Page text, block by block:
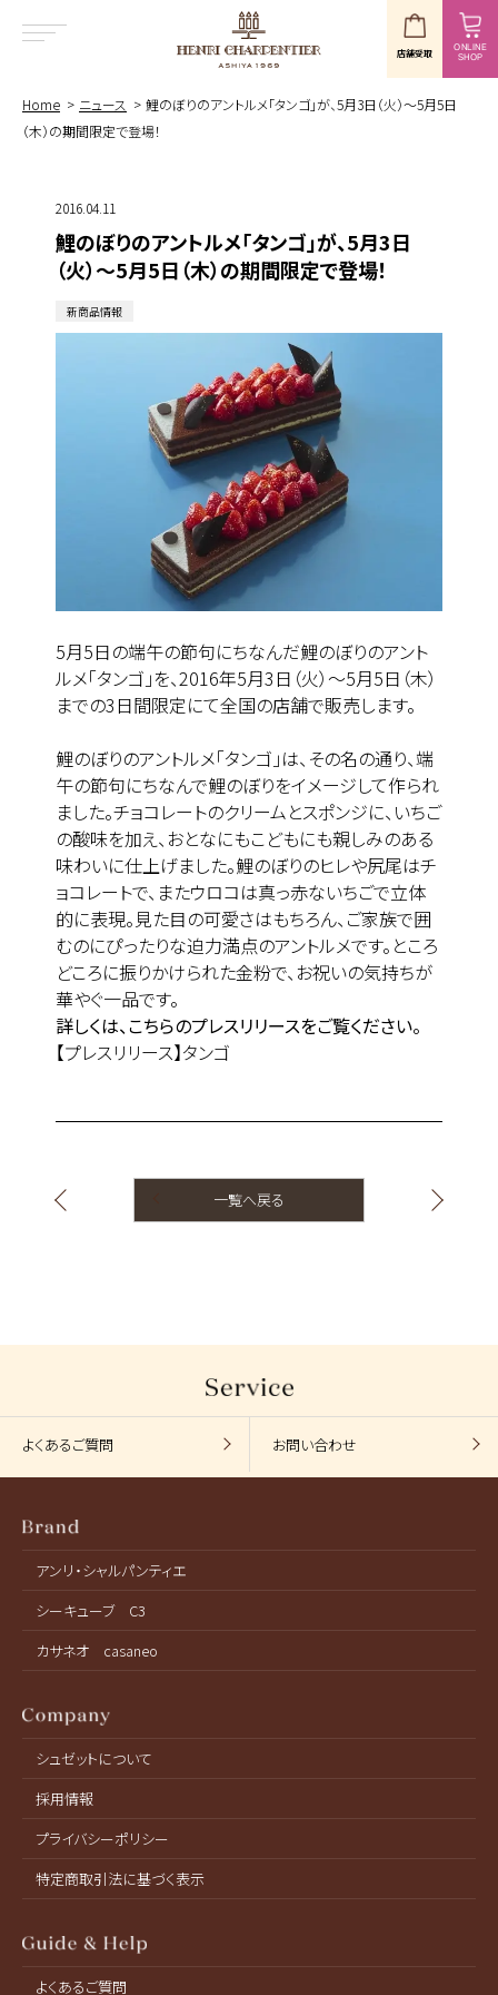
店舗受取 ONLINE
SHOP
Home ニュース
鯉のぼりのアントルメ「タンゴ」が、5月3日（火）～5月5日
（木）の期間限定で登場！
2016.04.11
鯉のぼりのアントルメ「タンゴ」が、5月3日
（火）～5月5日（木）の期間限定で登場！
新商品情報
5月5日の端午の節句にちなんだ鯉のぼりのアント
ルメ「タンゴ」を、2016年5月3日（火）～5月5日（木）
までの3日間限定にて全国の店舗で販売します。
鯉のぼりのアントルメ「タンゴ」は、その名の通り、端
午の節句にちなんで鯉のぼりをイメージして作られ
ました。チョコレートのクリームとスポンジに、いちご
の酸味を加え、おとなにもこどもにも親しみのある
味わいに仕上げました。鯉のぼりのヒレや尻尾はチ
ョコレートで、またウロコは真っ赤ないちごで立体
的に表現。見た目の可愛さはもちろん、ご家族で囲
むのにぴったりな迫力満点のアントルメです。ところ
どころに振りかけられた金粉で、お祝いの気持ちが
華やぐ一品です。
詳しくは、こちらのプレスリリースをご覧ください。
【プレスリリース】タンゴ
一覧へ戻る
よくあるご質問 お問い合わせ
アンリ・シャルパンティエ
シーキューブ C3
カサネオ casaneo
シュゼットについて
採用情報
プライバシーポリシー
特定商取引法に基づく表示
よくあるご質問